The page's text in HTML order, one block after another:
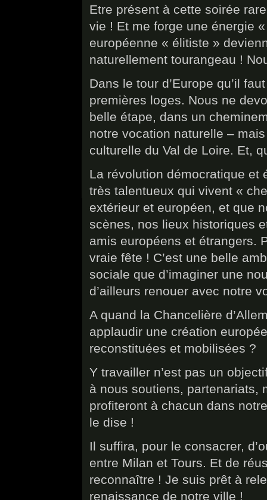
Etre présent à cette soirée
vie ! Et me forge une énergie
européenne « élitiste »
naturellement tourangeau !
Dans le tour d’Europe qu’il
premières loges. Nous ne
belle étape, dans un
notre vocation naturelle –
culturelle du Val de Loire. Et,
La révolution démocratique et
très talentueux qui vivent «
extérieur et européen, et que
scènes, nos lieux historiques
amis européens et étrangers.
vraie fête ! C’est une belle
sociale que d’imaginer une
d’ailleurs renouer avec notre
A quand la Chancelière
applaudir une création
reconstituées et mobilisées ?
Y travailler n’est pas un
à nous soutiens, partenariats,
profiteront à chacun dans
le dise !
Il suffira, pour le consacrer,
entre Milan et Tours. Et de
reconnaître ! Je suis prêt à
renaissance de notre ville !